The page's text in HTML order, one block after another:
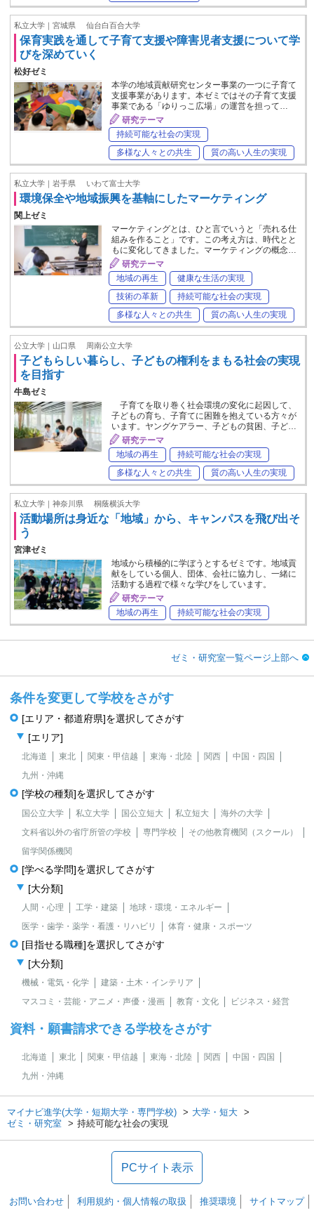
私立大学｜宮城県 仙台白百合大学
保育実践を通して子育て支援や障害児者支援について学
びを深めていく
松好ゼミ
本学の地域貢献研究センター事業の一つに子育て
支援事業があります。本ゼミではその子育て支援
事業である「ゆりっこ広場」の運営を担って…
研究テーマ
持続可能な社会の実現
多様な人々との共生
質の高い人生の実現
私立大学｜岩手県 いわて富士大学
環境保全や地域振興を基軸にしたマーケティング
関上ゼミ
マーケティングとは、ひと言でいうと「売れる仕
組みを作ること」です。この考え方は、時代とと
もに変化してきました。マーケティングの概念…
研究テーマ
地域の再生
健康な生活の実現
技術の革新
持続可能な社会の実現
多様な人々との共生
質の高い人生の実現
公立大学｜山口県 周南公立大学
子どもらしい暮らし、子どもの権利をまもる社会の実現
を目指す
牛島ゼミ
子育てを取り巻く社会環境の変化に起因して、
子どもの育ち、子育てに困難を抱えている方々が
います。ヤングケアラー、子どもの貧困、子ど…
研究テーマ
地域の再生
持続可能な社会の実現
多様な人々との共生
質の高い人生の実現
私立大学｜神奈川県 桐蔭横浜大学
活動場所は身近な「地域」から、キャンパスを飛び出そ
う
宮津ゼミ
地域から積極的に学ぼうとするゼミです。地域貢
献をしている個人、団体、会社に協力し、一緒に
活動する過程で様々な学びをしています。
研究テーマ
地域の再生
持続可能な社会の実現
ゼミ・研究室一覧ページ上部へ
条件を変更して学校をさがす
[エリア・都道府県]を選択してさがす
[エリア]
北海道 東北 関東・甲信越 東海・北陸 関西
中国・四国
九州・沖縄
[学校の種類]を選択してさがす
国公立大学 私立大学 国公立短大 私立短大
海外の大学
文科省以外の省庁所管の学校
専門学校
その他教育機関（スクール）
留学関係機関
[学べる学問]を選択してさがす
[大分類]
人間・心理 工学・建築
地球・環境・エネルギー
医学・歯学・薬学・看護・リハビリ
体育・健康・スポーツ
[目指せる職種]を選択してさがす
[大分類]
機械・電気・化学
建築・土木・インテリア
マスコミ・芸能・アニメ・声優・漫画
教育・文化 ビジネス・経営
資料・願書請求できる学校をさがす
北海道 東北 関東・甲信越 東海・北陸 関西
中国・四国
九州・沖縄
マイナビ進学(大学・短期大学・専門学校)
大学・短大
ゼミ・研究室
持続可能な社会の実現
PCサイト表示
お問い合わせ 利用規約・個人情報の取扱 推奨環境 サイトマップ